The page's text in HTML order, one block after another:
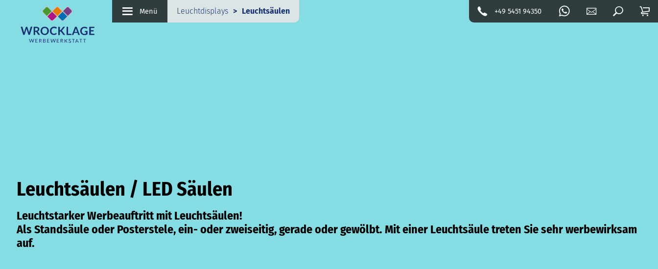
Menü Leuchtdisplays Leuchtsäulen +49 5451 94350
Leuchtsäulen / LED Säulen
Leuchtstarker Werbeauftritt mit Leuchtsäulen!
Als Standsäule oder Posterstele, ein- oder zweiseitig, gerade oder gewölbt. Mit einer Leuchtsäule treten Sie sehr werbewirksam
auf.